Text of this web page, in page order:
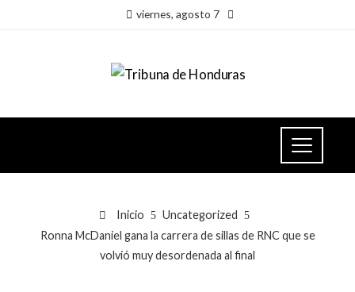
viernes, agosto 7
Inicio
Uncategorized
Ronna McDaniel gana la carrera de sillas de RNC que se
volvió muy desordenada al final